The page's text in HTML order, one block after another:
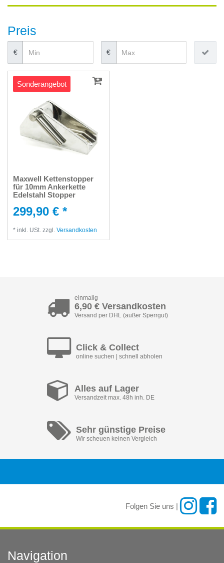
Preis
€ €
Sonderangebot
Maxwell Kettenstopper
für 10mm Ankerkette
Edelstahl Stopper
299,90 € *
* inkl. USt. zzgl. Versandkosten
einmalig
6,90 € Versandkosten
Versand per DHL (außer Sperrgut)
Click & Collect
online suchen | schnell abholen
Alles auf Lager
Versandzeit max. 48h inh. DE
Sehr günstige Preise
Wir scheuen keinen Vergleich
Folgen Sie uns |
Navigation